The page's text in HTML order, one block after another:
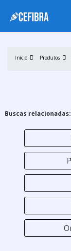
Início Produtos
Buscas relacionadas: